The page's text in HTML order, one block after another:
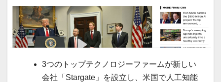
3つのトップテクノロジーファームが新しい
会社「Stargate」を設立し、米国で人工知能